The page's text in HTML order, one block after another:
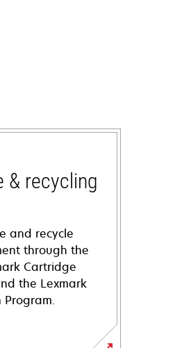
& recycling
and recycle
through the
Cartridge
the Lexmark
Program.